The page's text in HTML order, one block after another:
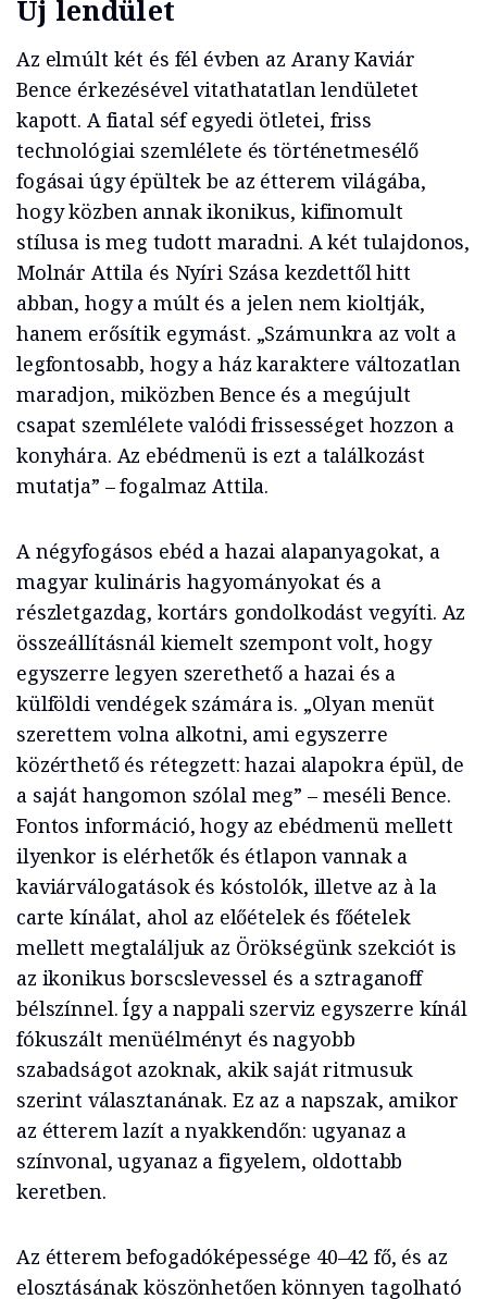
Új lendület
Az elmúlt két és fél évben az Arany Kaviár
Bence érkezésével vitathatatlan lendületet
kapott. A fiatal séf egyedi ötletei, friss
technológiai szemlélete és történetmesélő
fogásai úgy épültek be az étterem világába,
hogy közben annak ikonikus, kifinomult
stílusa is meg tudott maradni. A két tulajdonos,
Molnár Attila és Nyíri Szása kezdettől hitt
abban, hogy a múlt és a jelen nem kioltják,
hanem erősítik egymást. „Számunkra az volt a
legfontosabb, hogy a ház karaktere változatlan
maradjon, miközben Bence és a megújult
csapat szemlélete valódi frissességet hozzon a
konyhára. Az ebédmenü is ezt a találkozást
mutatja” – fogalmaz Attila.
A négyfogásos ebéd a hazai alapanyagokat, a
magyar kulináris hagyományokat és a
részletgazdag, kortárs gondolkodást vegyíti. Az
összeállításnál kiemelt szempont volt, hogy
egyszerre legyen szerethető a hazai és a
külföldi vendégek számára is. „Olyan menüt
szerettem volna alkotni, ami egyszerre
közérthető és rétegzett: hazai alapokra épül, de
a saját hangomon szólal meg” – meséli Bence.
Fontos információ, hogy az ebédmenü mellett
ilyenkor is elérhetők és étlapon vannak a
kaviárválogatások és kóstolók, illetve az à la
carte kínálat, ahol az előételek és főételek
mellett megtaláljuk az Örökségünk szekciót is
az ikonikus borscslevessel és a sztraganoff
bélszínnel. Így a nappali szerviz egyszerre kínál
fókuszált menüélményt és nagyobb
szabadságot azoknak, akik saját ritmusuk
szerint választanának. Ez az a napszak, amikor
az étterem lazít a nyakkendőn: ugyanaz a
színvonal, ugyanaz a figyelem, oldottabb
keretben.
Az étterem befogadóképessége 40–42 fő, és az
elosztásának köszönhetően könnyen tagolható